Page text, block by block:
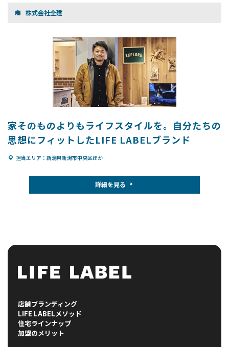
株式会社全建
家そのものよりもライフスタイルを。自分たちの
思想にフィットしたLIFE LABELブランド
担当エリア：新潟県新潟市中央区ほか
詳細を見る
店舗ブランディング
LIFE LABELメソッド
住宅ラインナップ
加盟のメリット